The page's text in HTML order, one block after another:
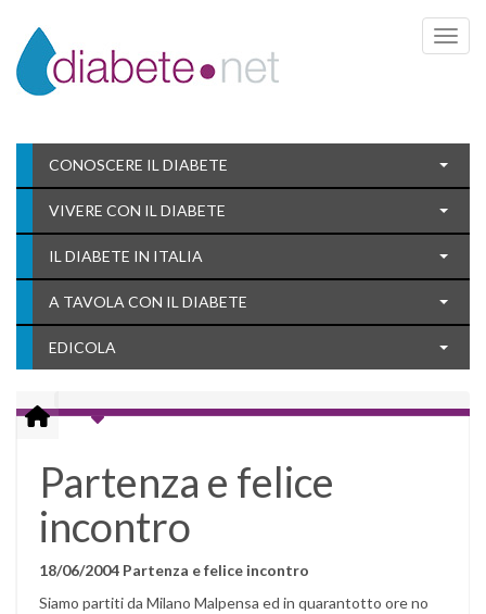
Toggle
CONOSCERE IL DIABETE
VIVERE CON IL DIABETE
IL DIABETE IN ITALIA
A TAVOLA CON IL DIABETE
EDICOLA
Partenza e felice
incontro
18/06/2004 Partenza e felice incontro
Siamo partiti da Milano Malpensa ed in quarantotto ore no